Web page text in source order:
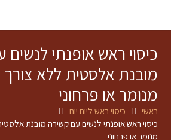
כיסוי ראש אופנתי
מובנת אלסטית ללא
מנומר או פרחוני
ראשי
כיסוי ראש ליום יום
כיסוי ראש אופנתי לנשים עם קשירה מובנת
מנומר או פרחוני